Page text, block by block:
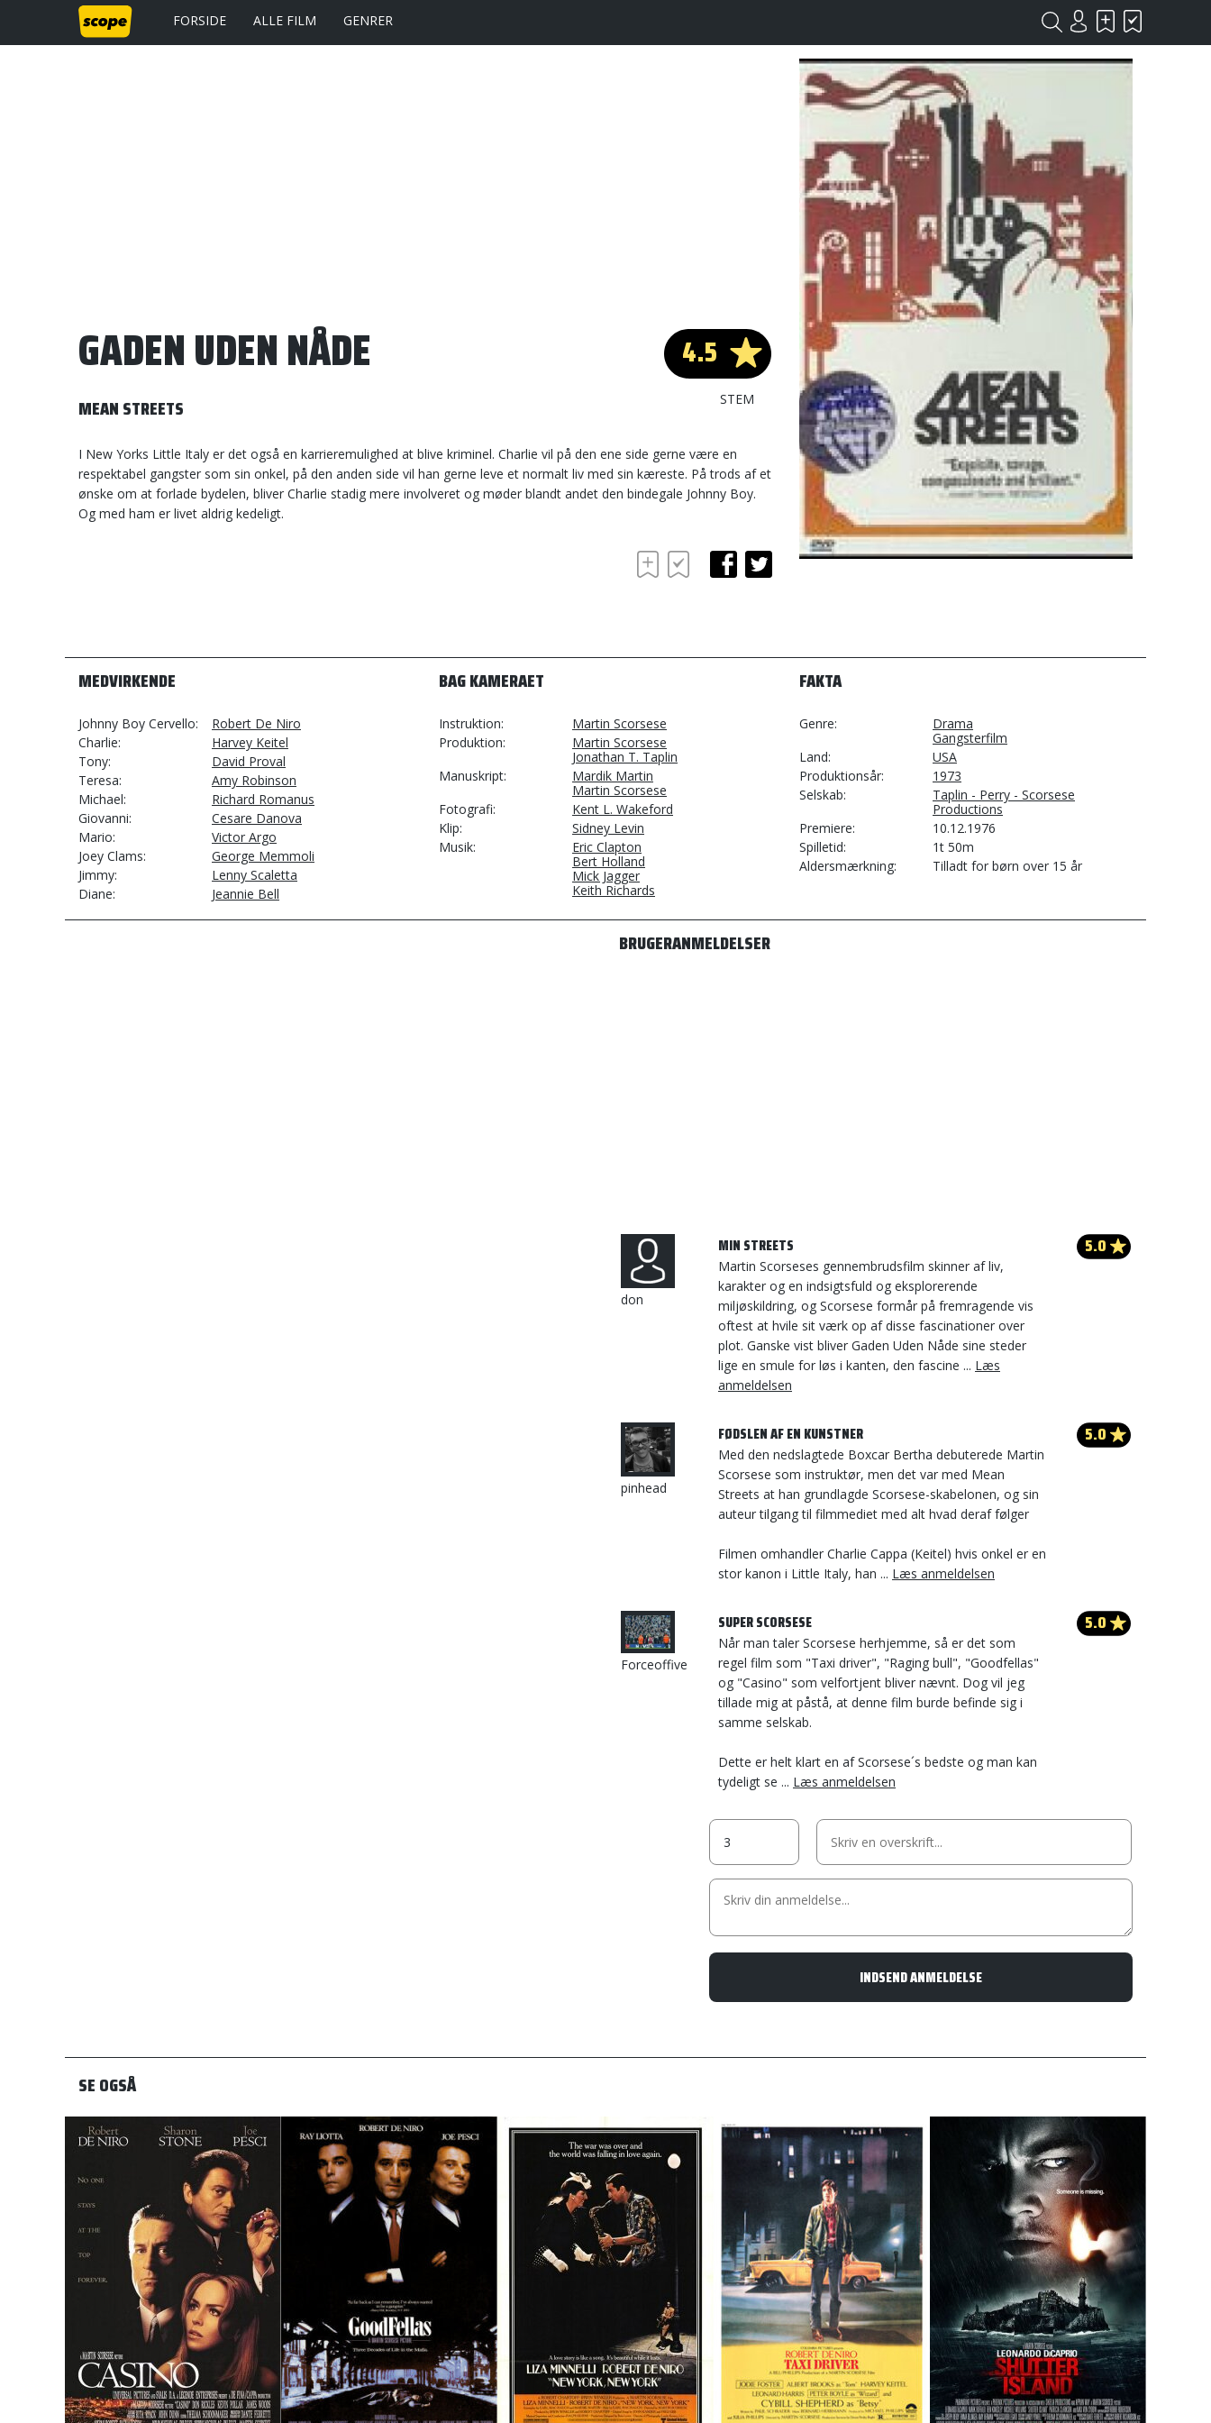
FORSIDE ALLE FILM GENRER
4.5
STEM
GADEN UDEN NÅDE
MEAN STREETS
I New Yorks Little Italy er det også en karrieremulighed at blive kriminel. Charlie vil på den ene side gerne være en
respektabel gangster som sin onkel, på den anden side vil han gerne leve et normalt liv med sin kæreste. På trods af et
ønske om at forlade bydelen, bliver Charlie stadig mere involveret og møder blandt andet den bindegale Johnny Boy.
Og med ham er livet aldrig kedeligt.
MEDVIRKENDE
Johnny Boy Cervello
Robert De Niro
Charlie
Harvey Keitel
Tony
David Proval
Teresa
Amy Robinson
Michael
Richard Romanus
Giovanni
Cesare Danova
Mario
Victor Argo
Joey Clams
George Memmoli
Jimmy
Lenny Scaletta
Diane
Jeannie Bell
BAG KAMERAET
Instruktion
Martin Scorsese
Produktion
Martin Scorsese
Jonathan T. Taplin
Manuskript
Mardik Martin
Martin Scorsese
Fotografi
Kent L. Wakeford
Klip
Sidney Levin
Musik
Eric Clapton
Bert Holland
Mick Jagger
Keith Richards
FAKTA
Genre
Drama
Gangsterfilm
Land
USA
Produktionsår
1973
Selskab
Taplin - Perry - Scorsese
Productions
Premiere
10.12.1976
Spilletid
1t 50m
Aldersmærkning
Tilladt for børn over 15 år
BRUGERANMELDELSER
don
MIN STREETS
Martin Scorseses gennembrudsfilm skinner af liv,
karakter og en indsigtsfuld og eksplorerende
miljøskildring, og Scorsese formår på fremragende vis
oftest at hvile sit værk op af disse fascinationer over
plot. Ganske vist bliver Gaden Uden Nåde sine steder
lige en smule for løs i kanten, den fascine ... Læs
anmeldelsen
5.0
pinhead
FØDSLEN AF EN KUNSTNER
Med den nedslagtede Boxcar Bertha debuterede Martin
Scorsese som instruktør, men det var med Mean
Streets at han grundlagde Scorsese-skabelonen, og sin
auteur tilgang til filmmediet med alt hvad deraf følger
Filmen omhandler Charlie Cappa (Keitel) hvis onkel er en
stor kanon i Little Italy, han ... Læs anmeldelsen
5.0
Forceoffive
SUPER SCORSESE
Når man taler Scorsese herhjemme, så er det som
regel film som "Taxi driver", "Raging bull", "Goodfellas"
og "Casino" som velfortjent bliver nævnt. Dog vil jeg
tillade mig at påstå, at denne film burde befinde sig i
samme selskab.
Dette er helt klart en af Scorsese´s bedste og man kan
tydeligt se ... Læs anmeldelsen
5.0
SE OGSÅ